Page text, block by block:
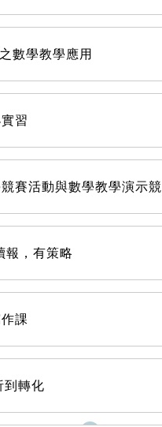
數學教學應用
習
賽活動與數學教學演示
報，有策略
課
到轉化